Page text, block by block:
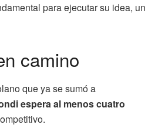
para ejecutar su idea, un
camino
que ya se sumó a
espera al menos cuatro